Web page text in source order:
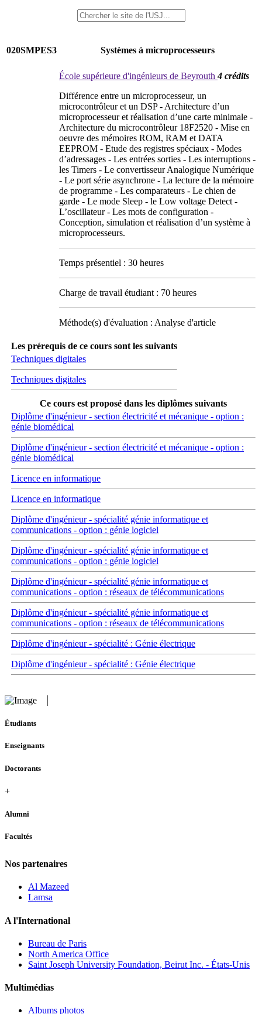
020SMPES3 Systèmes à microprocesseurs
École supérieure d'ingénieurs de Beyrouth4 crédits
Différence entre un microprocesseur, un
microcontrôleur et un DSP - Architecture d’un
microprocesseur et réalisation d’une carte minimale -
Architecture du microcontrôleur 18F2520 - Mise en
oeuvre des mémoires ROM, RAM et DATA
EEPROM - Etude des registres spéciaux - Modes
d’adressages - Les entrées sorties - Les interruptions -
les Timers - Le convertisseur Analogique Numérique
- Le port série asynchrone - La lecture de la mémoire
de programme - Les comparateurs - Le chien de
garde - Le mode Sleep - le Low voltage Detect -
L’oscillateur - Les mots de configuration -
Conception, simulation et réalisation d’un système à
microprocesseurs.
Temps présentiel : 30 heures
Charge de travail étudiant : 70 heures
Méthode(s) d'évaluation : Analyse d'article
Les prérequis de ce cours sont les suivants
Techniques digitales
Techniques digitales
Ce cours est proposé dans les diplômes suivants
Diplôme d'ingénieur - section électricité et mécanique - option :
génie biomédical
Diplôme d'ingénieur - section électricité et mécanique - option :
génie biomédical
Licence en informatique
Licence en informatique
Diplôme d'ingénieur - spécialité génie informatique et
communications - option : génie logiciel
Diplôme d'ingénieur - spécialité génie informatique et
communications - option : génie logiciel
Diplôme d'ingénieur - spécialité génie informatique et
communications - option : réseaux de télécommunications
Diplôme d'ingénieur - spécialité génie informatique et
communications - option : réseaux de télécommunications
Diplôme d'ingénieur - spécialité : Génie électrique
Diplôme d'ingénieur - spécialité : Génie électrique
Étudiants
Enseignants
Doctorants
+
Alumni
Facultés
Nos partenaires
Al Mazeed
Lamsa
A l'International
Bureau de Paris
North America Office
Saint Joseph University Foundation, Beirut Inc. - États-Unis
Multimédias
Albums photos